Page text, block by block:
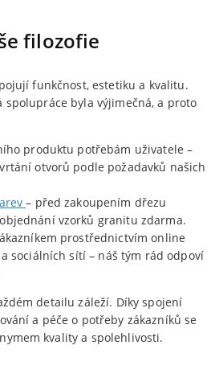
filozofie
funkčnost, estetiku a kvalitu.
spolupráce byla výjimečná, a proto
produktu potřebám uživatele –
otvorů podle požadavků našich
– před zakoupením dřezu
vzorků granitu zdarma.
prostřednictvím online
sociálních sítí – náš tým rád odpoví
detailu záleží. Díky spojení
a péče o potřeby zákazníků se
kvality a spolehlivosti.